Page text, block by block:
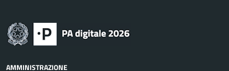
AMMINISTRAZIONE